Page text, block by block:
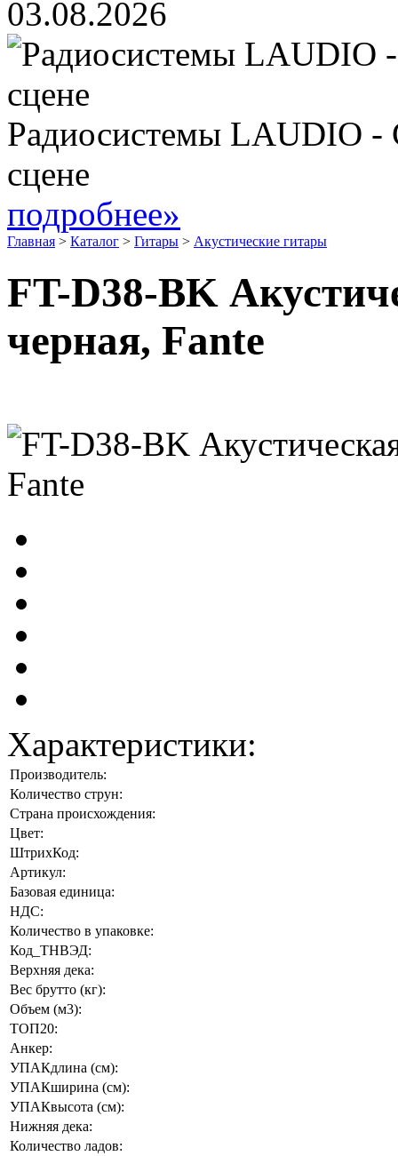
03.08.2026
Радиосистемы LAUDIO -
сцене
подробнее»
Главная > Каталог > Гитары > Акустические гитары
FT-D38-BK
черная, Fante
Характеристики:
Производитель:
Количество струн:
Страна происхождения:
Цвет:
ШтрихКод:
Артикул:
Базовая единица:
НДС:
Количество в упаковке:
Код_ТНВЭД:
Верхняя дека:
Вес брутто (кг):
Объем (м3):
ТОП20:
Анкер:
УПАКдлина (см):
УПАКширина (см):
УПАКвысота (см):
Нижняя дека:
Количество ладов: